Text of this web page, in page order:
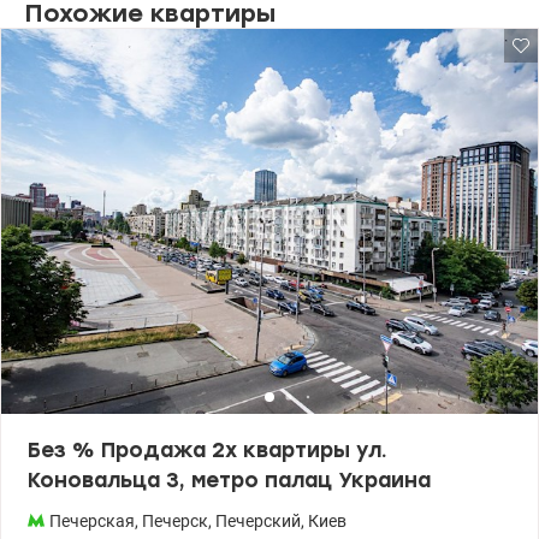
положительных отзывов. Доказательной базой нашей
успешности являются также многочисленные награды,
среди которых “ЗА профессионализм 2016”, “Лучшие
риэлторские компании Украины 2016”, “Лучший Web ресурс
риэлторской компании 2016”, VІІ Национальный рейтинг
“Лучшие риэлторские компании 2013” и многие другие.
Похожие квартиры
Без % Продажа 2х квартиры ул.
Коновальца 3, метро палац Украина
Печерская, Печерск, Печерский, Киев